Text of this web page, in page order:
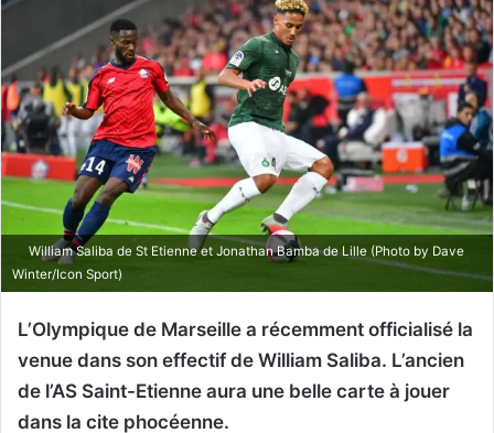
William Saliba de St Etienne et Jonathan Bamba de Lille (Photo by Dave
Winter/Icon Sport)
L’Olympique de Marseille a récemment officialisé la
venue dans son effectif de William Saliba. L’ancien
de l’AS Saint-Etienne aura une belle carte à jouer
dans la cite phocéenne.